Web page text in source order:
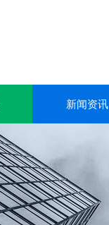
新闻资讯